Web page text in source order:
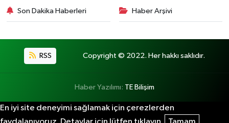
Son Dakika Haberleri Haber Arşivi
RSS Copyright © 2022. Her hakkı saklıdır.
Haber Yazılımı: TE Bilişim
En iyi site deneyimi sağlamak için çerezlerden